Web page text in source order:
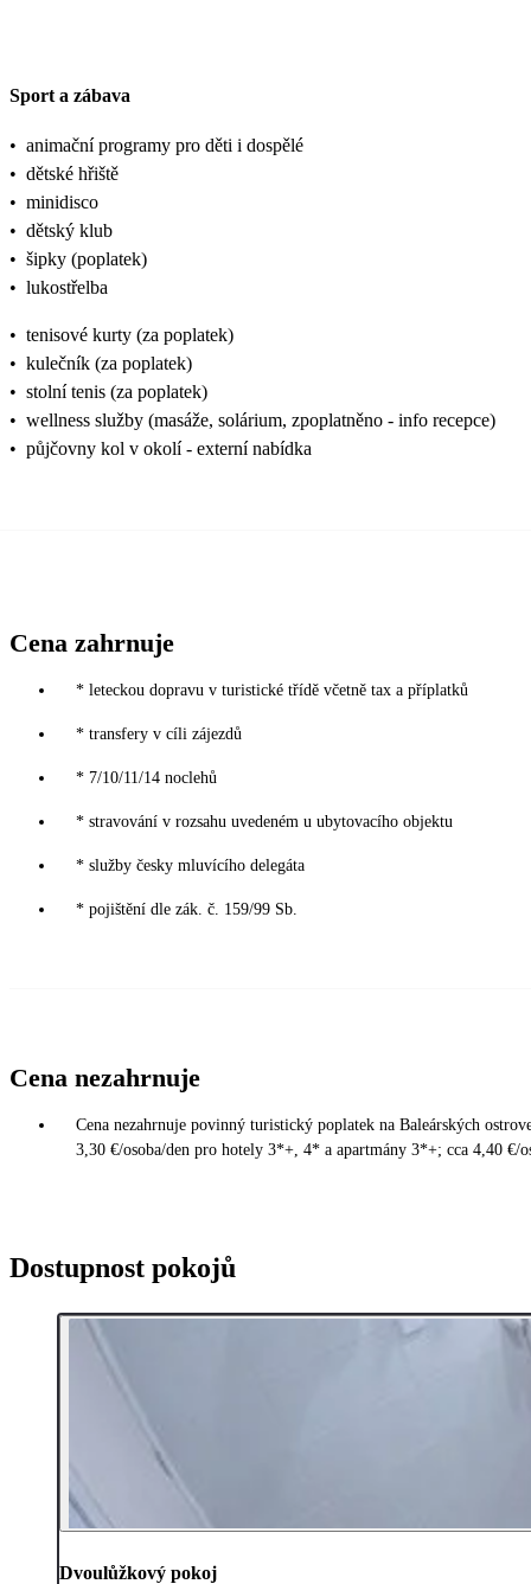
Sport a zábava
• animační programy pro děti i dospělé
• dětské hřiště
• minidisco
• dětský klub
• šipky (poplatek)
• lukostřelba
• tenisové kurty (za poplatek)
• kulečník (za poplatek)
• stolní tenis (za poplatek)
• wellness služby (masáže, solárium, zpoplatněno - info recepce)
• půjčovny kol v okolí - externí nabídka
Cena zahrnuje
* leteckou dopravu v turistické třídě včetně tax a příplatků
* transfery v cíli zájezdů
* 7/10/11/14 noclehů
* stravování v rozsahu uvedeném u ubytovacího objektu
* služby česky mluvícího delegáta
* pojištění dle zák. č. 159/99 Sb.
Cena nezahrnuje
Cena nezahrnuje povinný turistický poplatek na Baleárských
3,30 €/osoba/den pro hotely 3*+, 4* a apartmány 3*+; cca 4,40
Dostupnost pokojů
Dvoulůžkový pokoj